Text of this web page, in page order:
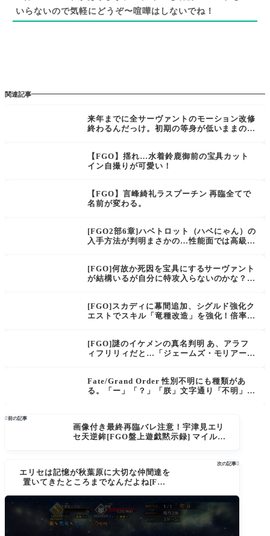
いらないので気軽にどうぞ〜喧嘩はしないでね！
関連記事
来年までに全サーヴァントのモーション改修
終わるんだっけ。初期の等身が低いままのサ
【FGO】揺れ…水着鈴鹿御前の宝具カット
イン自撮りが可愛い！
【FGO】言峰綺礼ラスプーチン 再臨全てで
名前が変わる。
[FGO2部6章]ハベトロット（ハベにゃん）の
入手方法が判明まさかの…性能面では高級な
[FGO]何故か死因を宝具にするサーヴァント
が結構いるが自分に特攻入らないのかな？モ
[FGO]スカディに幕間追加、シグルド強化ク
エストでスキル「竜種改造」を強化！倍率と
[FGO]謎のイケメンの真名判明 あ、アラフ
ィフリリィだと…「ジェームズ・モリアーテ
Fate/Grand Order 性別不明にも種類があ
る。「ー」「？」「朕」文字通り「不明」表
前の記事
画像付き最終再臨バレ注意！宇津見エリ
セ天逆鉾[FGO盤上遊戯黙示録] マイルー
た。汚れ仕事ポジションに率先して行く
のやめなさいよｗ
次の記事
エリセは記憶が秋葉原に大切な仲間達を
置いてきたところまでなんだよね[FGO